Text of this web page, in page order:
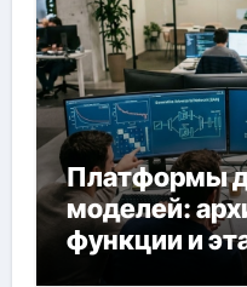
Платформы
моделей:
функции и